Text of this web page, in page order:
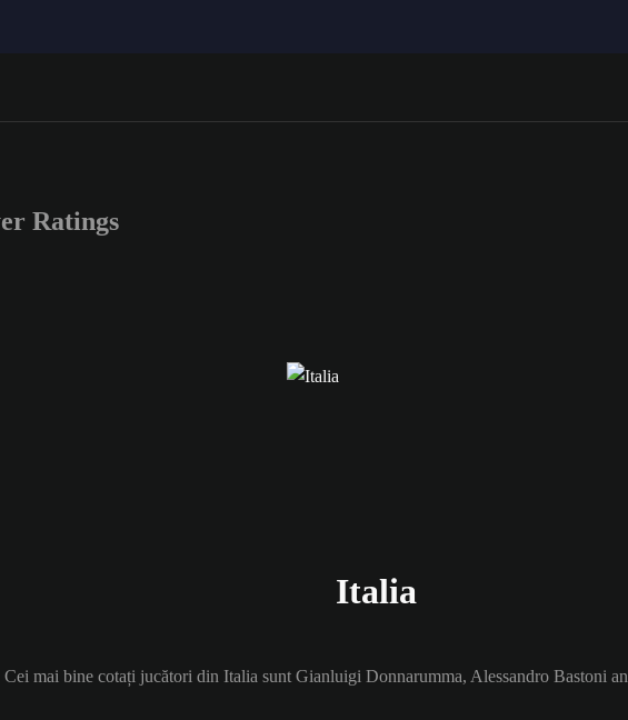
Ratings
Italia
Cei mai bine cotați jucători din Italia sunt Gianluigi Donnarumma, Alessandro Bastoni